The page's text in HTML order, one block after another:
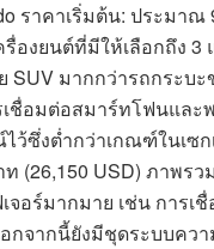
ราคาเริ่มต้น: ประมาณ
รื่องยนต์ที่มีให้เลือกถึง
SUV มากกว่ารถกระบ
ชื่อมต่อสมาร์ทโฟนและ
ซึ่งต่ำกว่าเกณฑ์ในเซก
ท (26,150 USD) ภาพร
จอร์มากมาย เช่น การ
อกจากนี้ยังมีชุดระบบคว